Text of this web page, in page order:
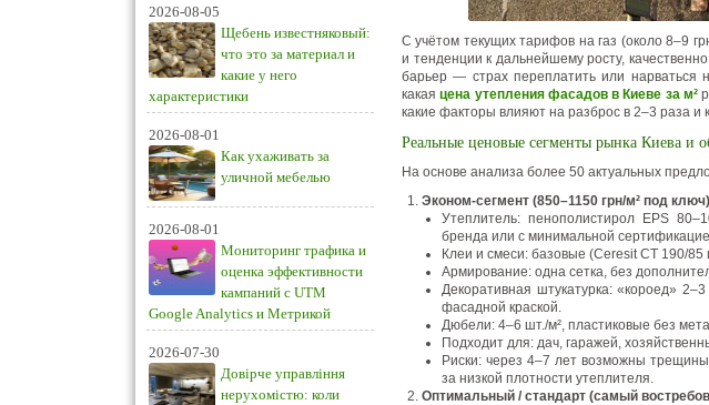
2026-08-05
Щебень известняковый:
что это за материал и
какие у него
характеристики
2026-08-01
Как ухаживать за
уличной мебелью
2026-08-01
Мониторинг трафика и
оценка эффективности
кампаний с UTM
Google Analytics и Метрикой
2026-07-30
Довірче управління
нерухомістю: коли
С учётом текущих тарифов на газ (около 8–9
и тенденции к дальнейшему росту,
барьер — страх переплатить или нарваться
какаяцена утепления фасадов в Киеве за м²
какие факторы влияют на разброс в 2–3 раза и
Реальные ценовые сегменты рынка Киева и
На основе анализа более 50 актуальных
Эконом-сегмент (850–1150 грн/м² под ключ)
Утеплитель: пенополистирол EPS
бренда или с минимальной
Клеи и смеси: базовые (Ceresit CT 190/85
Армирование: одна сетка, без
Декоративная штукатурка: «короед»
фасадной краской.
Дюбели: 4–6 шт./м², пластиковые без
Подходит для: дач, гаражей,
Риски: через 4–7 лет возможны
за низкой плотности утеплителя.
Оптимальный / стандарт (самый